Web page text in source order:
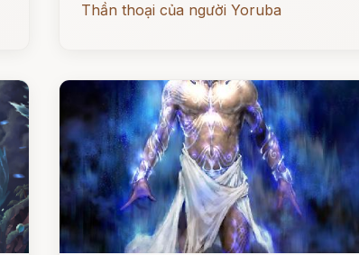
Thần thoại của người Yoruba